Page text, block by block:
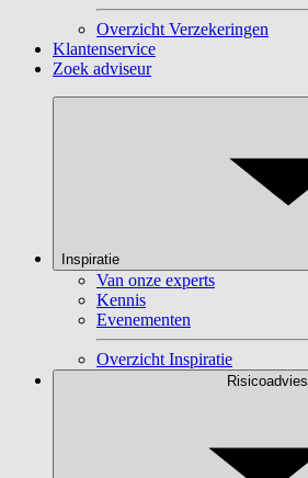
Overzicht Verzekeringen
Klantenservice
Zoek adviseur
Inspiratie
Van onze experts
Kennis
Evenementen
Overzicht Inspiratie
Risicoadvies